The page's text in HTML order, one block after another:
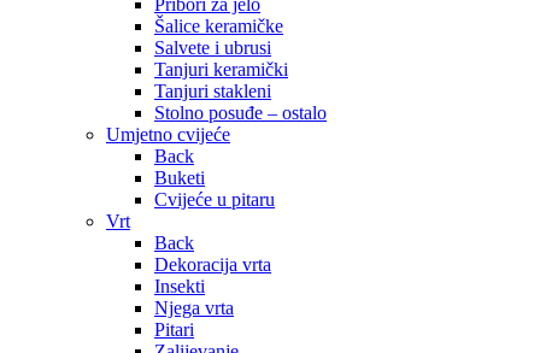
Pribori za jelo
Šalice keramičke
Salvete i ubrusi
Tanjuri keramički
Tanjuri stakleni
Stolno posuđe – ostalo
Umjetno cvijeće
Back
Buketi
Cvijeće u pitaru
Vrt
Back
Dekoracija vrta
Insekti
Njega vrta
Pitari